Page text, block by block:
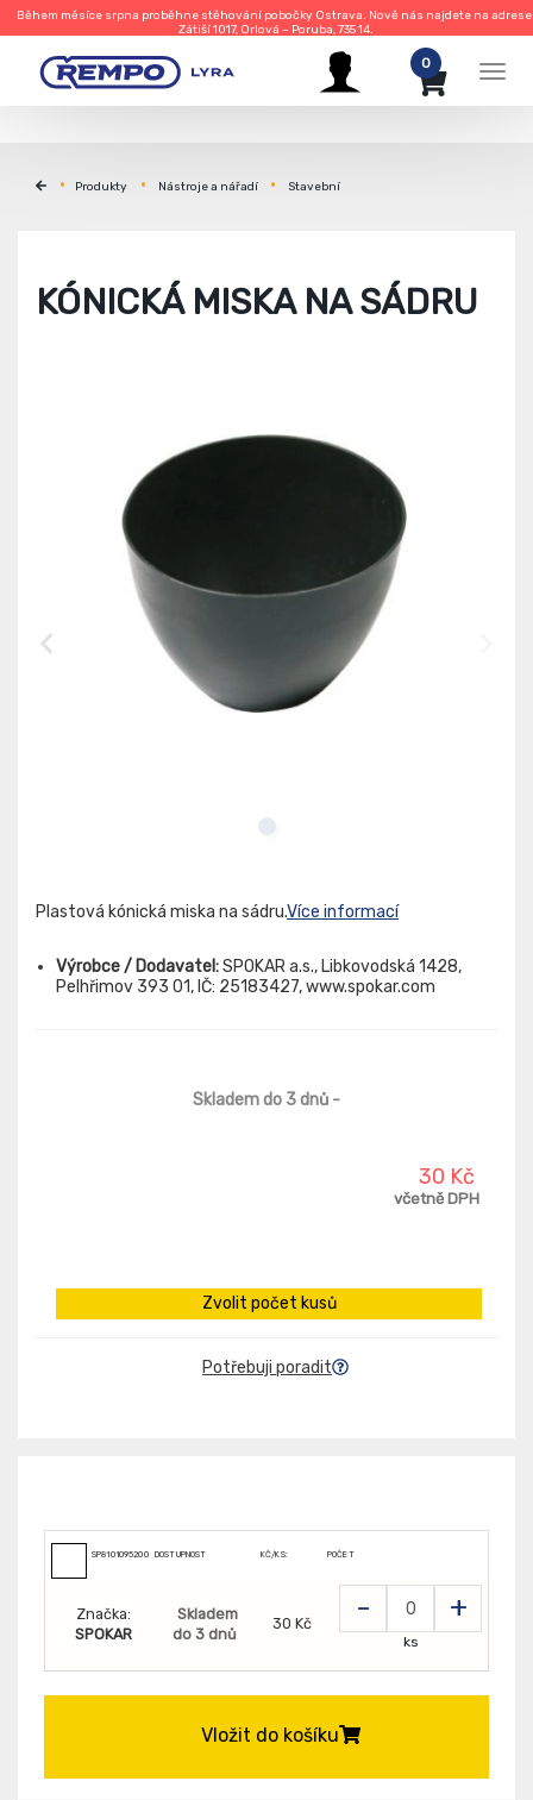
Během měsíce srpna proběhne stěhování pobočky Ostrava. Nově nás najdete na
Zátiší 1017, Orlová – Poruba, 735 14.
0
Produkty Nástroje a nářadí Stavební
KÓNICKÁ MISKA NA SÁDRU
Plastová kónická miska na sádru.Více informací
Výrobce / Dodavatel:SPOKAR a.s., Libkovodská 1428,
Pelhřimov 393 01, IČ: 25183427, www.spokar.com
Skladem do 3 dnů -
30 Kč
včetně DPH
Zvolit počet kusů
Potřebuji poradit
SP8101095200 DOSTUPNOST KČ/KS: POČET
Značka:
SPOKAR
Skladem
do 3 dnů
30 Kč - +
ks
Vložit do košíku